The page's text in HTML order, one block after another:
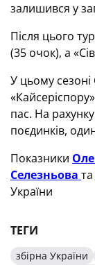
залишився у
Після цього
(35 очок), а
У цьому сезоні
пас. На
поєдинків,
Показники
Селезньова та
України
ТЕГИ
збірна України